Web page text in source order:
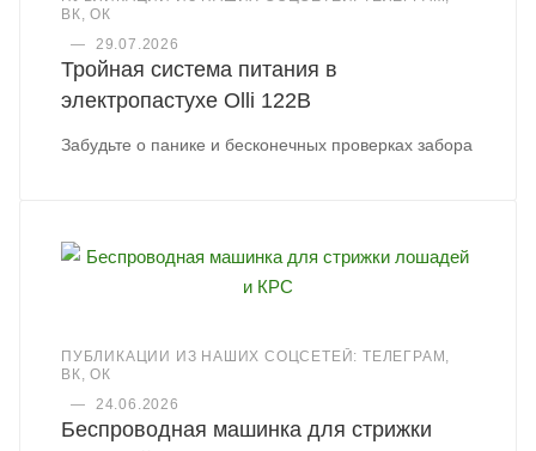
ВК, ОК
—
29.07.2026
Тройная система питания в
электропастухе Olli 122B
Забудьте о панике и бесконечных проверках забора
ПУБЛИКАЦИИ ИЗ НАШИХ СОЦСЕТЕЙ: ТЕЛЕГРАМ,
ВК, ОК
—
24.06.2026
Беспроводная машинка для стрижки